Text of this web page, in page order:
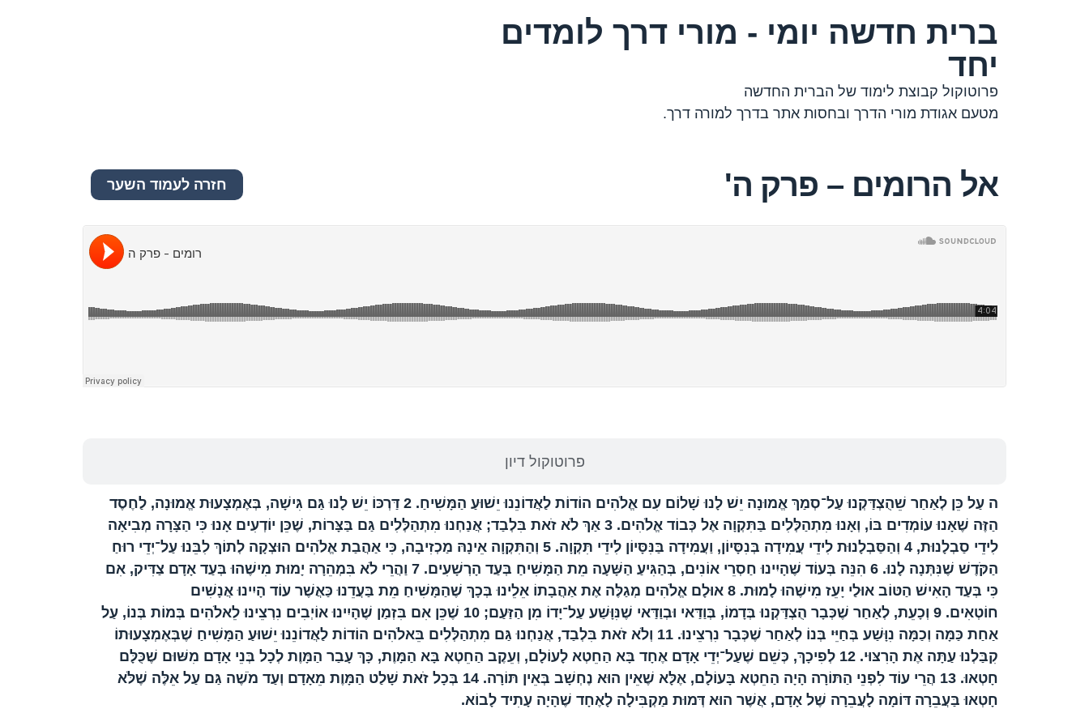
ברית חדשה יומי - מורי דרך לומדים
יחד
פרוטוקול קבוצת לימוד של הברית החדשה
מטעם אגודת מורי הדרך ובחסות אתר בדרך למורה דרך.
אל הרומים – פרק ה' חזרה לעמוד השער
פרוטוקול דיון
ה עַל כֵּן לְאַחַר שֵׁהֻצְדַּקְנוּ עַל־סְמַךְ אֱמוּנָה יֵשׁ לָנוּ שָׁלוֹם עִם אֱלֹהִים הוֹדוֹת לַאֲדוֹנֵנוּ יֵשׁוּעַ הַמָּשִׁיחַ. 2 דַּרְכּוֹ יֵשׁ לָנוּ גַּם גִּישָׁה, בְּאֶמְצָעוּת אֱמוּנָה, לַחֶסֶד
הַזֶּה שֶׁאָנוּ עוֹמְדִים בּוֹ, וְאָנוּ מִתְהַלְּלִים בַּתִּקְוָה אֶל כְּבוֹד אֱלֹהִים. 3 אַךְ לֹא זֹאת בִּלְבַד; אֲנַחְנוּ מִתְהַלְּלִים גַּם בַּצָּרוֹת, שֶׁכֵּן יוֹדְעִים אָנוּ כִּי הַצָּרָה מְבִיאָה
לִידֵי סַבְלָנוּת, 4 וְהַסַּבְלָנוּת לִידֵי עֲמִידָה בְּנִסָּיוֹן, וַעֲמִידָה בַּנִּסָּיוֹן לִידֵי תִּקְוָה. 5 וְהַתִּקְוָה אֵינָהּ מַכְזִיבָה, כִּי אַהֲבַת אֱלֹהִים הוּצְקָה לְתוֹךְ לִבֵּנוּ עַל־יְדֵי רוּחַ
הַקֹּדֶשׁ שֶׁנִּתְּנָה לָנוּ. 6 הִנֵּה בְּעוֹד שֶׁהָיִינוּ חַסְרֵי אוֹנִים, בְּהַגִּיעַ הַשָּׁעָה מֵת הַמָּשִׁיחַ בְּעַד הָרְשָׁעִים. 7 וַהֲרֵי לֹא בִּמְהֵרָה יָמוּת מִישֶׁהוּ בְּעַד אָדָם צַדִּיק, אִם
כִּי בְּעַד הָאִישׁ הַטּוֹב אוּלַי יָעֵז מִישֶׁהוּ לָמוּת. 8 אוּלָם אֱלֹהִים מְגַלֶּה אֶת אַהֲבָתוֹ אֵלֵינוּ בְּכָךְ שֶׁהַמָּשִׁיחַ מֵת בַּעֲדֵנוּ כַּאֲשֶׁר עוֹד הָיִינוּ אֲנָשִׁים
חוֹטְאִים. 9 וְכָעֵת, לְאַחַר שֶׁכְּבָר הֻצְדַּקְנוּ בְּדָמוֹ, בְּוַדַּאי וּבְוַדַּאי שֶׁנִּוָּשַׁע עַל־יָדוֹ מִן הַזַּעַם; 10 שֶׁכֵּן אִם בִּזְמַן שֶׁהָיִינוּ אוֹיְבִים נִרְצֵינוּ לֵאלֹהִים בְּמוֹת בְּנוֹ, עַל
אַחַת כַּמָּה וְכַמָּה נִוָּשַׁע בְּחַיֵּי בְּנוֹ לְאַחַר שֶׁכְּבָר נִרְצֵינוּ. 11 וְלֹא זֹאת בִּלְבַד, אֲנַחְנוּ גַּם מִתְהַלְּלִים בֵּאלֹהִים הוֹדוֹת לַאֲדוֹנֵנוּ יֵשׁוּעַ הַמָּשִׁיחַ שֶׁבְּאֶמְצָעוּתוֹ
קִבַּלְנוּ עַתָּה אֶת הָרִצּוּי. 12 לְפִיכָךְ, כְּשֵׁם שֶׁעַל־יְדֵי אָדָם אֶחָד בָּא הַחֵטְא לָעוֹלָם, וְעֵקֶב הַחֵטְא בָּא הַמָּוֶת, כָּךְ עָבַר הַמָּוֶת לְכָל בְּנֵי אָדָם מִשּׁוּם שֶׁכֻּלָּם
חָטְאוּ. 13 הֲרֵי עוֹד לִפְנֵי הַתּוֹרָה הָיָה הַחֵטְא בָּעוֹלָם, אֶלָּא שֶׁאֵין הוּא נֶחְשָׁב בְּאֵין תּוֹרָה. 14 בְּכָל זֹאת שָׁלַט הַמָּוֶת מֵאָדָם וְעַד מֹשֶׁה גַּם עַל אֵלֶּה שֶׁלֹּא
חָטְאוּ בַּעֲבֵרָה דּוֹמָה לָעֲבֵרָה שֶׁל אָדָם, אֲשֶׁר הוּא דְּמוּת מַקְבִּילָה לָאֶחָד שֶׁהָיָה עָתִיד לָבוֹא.